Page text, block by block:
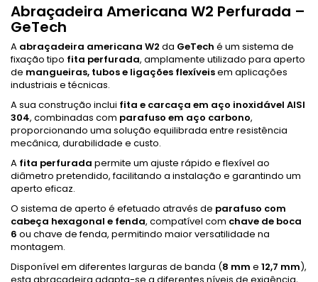
Abraçadeira Americana W2 Perfurada –
GeTech
A abraçadeira americana W2 da GeTech é um sistema de
fixação tipo fita perfurada, amplamente utilizado para aperto
de mangueiras, tubos e ligações flexíveisem aplicações
industriais e técnicas.
A sua construção inclui fita e carcaça em aço inoxidável AISI
304, combinadas com parafuso em aço carbono,
proporcionando uma solução equilibrada entre resistência
mecânica, durabilidade e custo.
A fita perfurada permite um ajuste rápido e flexível ao
diâmetro pretendido, facilitando a instalação e garantindo um
aperto eficaz.
O sistema de aperto é efetuado através de parafuso com
cabeça hexagonal e fenda, compatível com chave de boca
6 ou chave de fenda, permitindo maior versatilidade na
montagem.
Disponível em diferentes larguras de banda (8 mm e 12,7 mm),